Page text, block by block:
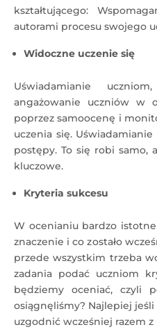
kształtującego:
autorami procesu swojego
Widoczne uczenie się
Uświadamianie
angażowanie uczniów w
poprzez samoocenę i
uczenia się.
postępy. To się robi samo,
kluczowe.
Kryteria sukcesu
W ocenianiu bardzo
znaczenie i co zostało
przede wszystkim trzeba
zadania podać uczniom
będziemy oceniać, czyli
osiągnęliśmy? Najlepiej
uzgodnić wcześniej razem z